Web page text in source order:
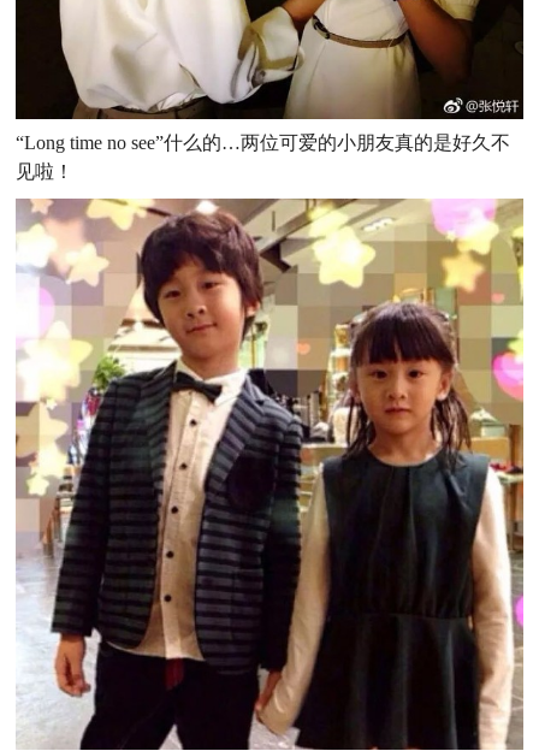
“Long time no see”什么的…两位可爱的小朋友真的是好久不
见啦！